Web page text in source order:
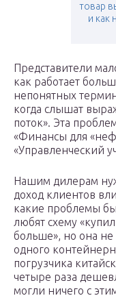
товар
и как
Представители
как работает
непонятных
когда слышат
поток». Эта
«Финансы для
«Управленческий
Нашим дилерам
доход клиентов
какие проблемы
любят схему
больше», но она не
одного
погрузчика
четыре раза
могли ничего с